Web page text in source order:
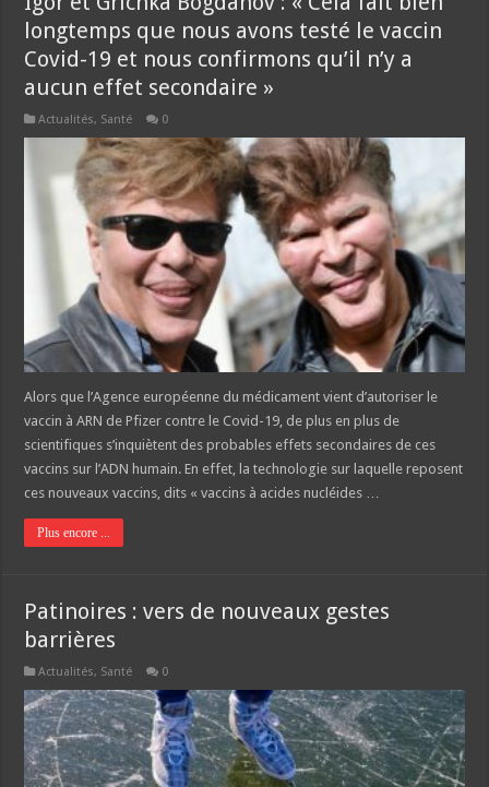
longtemps que nous avons testé le vaccin
Covid-19 et nous confirmons qu’il n’y a
aucun effet secondaire »
Actualités, Santé 0
Alors que l’Agence européenne du médicament vient d’autoriser le
vaccin à ARN de Pfizer contre le Covid-19, de plus en plus de
scientifiques s’inquiètent des probables effets secondaires de ces
vaccins sur l’ADN humain. En effet, la technologie sur laquelle reposent
ces nouveaux vaccins, dits « vaccins à acides nucléides …
Plus encore ...
Patinoires : vers de nouveaux gestes
barrières
Actualités, Santé 0